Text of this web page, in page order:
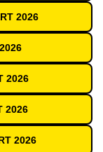
2026
2026
2026
2026